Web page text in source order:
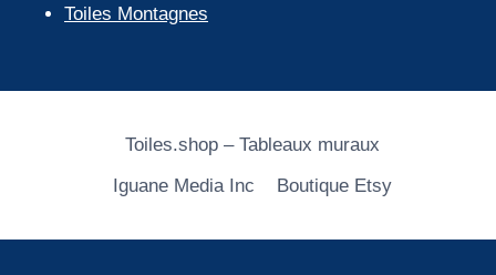
Toiles Montagnes
Toiles.shop – Tableaux muraux
Iguane Media Inc
Boutique Etsy